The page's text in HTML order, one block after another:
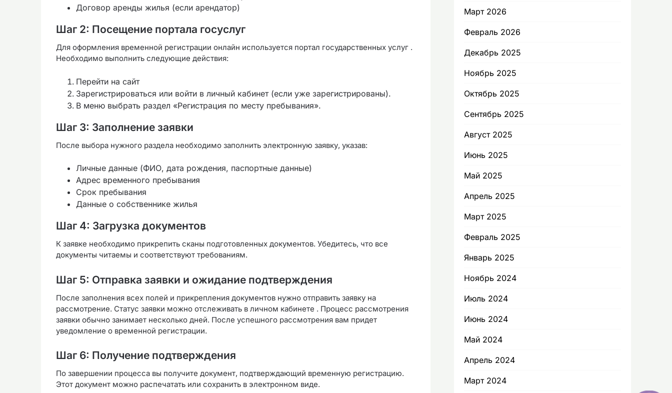
Договор аренды жилья (если арендатор)
Шаг 2: Посещение портала госуслуг
Для оформления временной регистрации онлайн используется портал государственных услуг .
Необходимо выполнить следующие действия:
Перейти на сайт
Зарегистрироваться или войти в личный кабинет (если уже зарегистрированы).
В меню выбрать раздел «Регистрация по месту пребывания».
Шаг 3: Заполнение заявки
После выбора нужного раздела необходимо заполнить электронную заявку, указав:
Личные данные (ФИО, дата рождения, паспортные данные)
Адрес временного пребывания
Срок пребывания
Данные о собственнике жилья
Шаг 4: Загрузка документов
К заявке необходимо прикрепить сканы подготовленных документов. Убедитесь, что все
документы читаемы и соответствуют требованиям.
Шаг 5: Отправка заявки и ожидание подтверждения
После заполнения всех полей и прикрепления документов нужно отправить заявку на
рассмотрение. Статус заявки можно отслеживать в личном кабинете . Процесс рассмотрения
заявки обычно занимает несколько дней. После успешного рассмотрения вам придет
уведомление о временной регистрации.
Шаг 6: Получение подтверждения
По завершении процесса вы получите документ, подтверждающий временную регистрацию.
Этот документ можно распечатать или сохранить в электронном виде.
Март 2026
Февраль 2026
Декабрь 2025
Ноябрь 2025
Октябрь 2025
Сентябрь 2025
Август 2025
Июнь 2025
Май 2025
Апрель 2025
Март 2025
Февраль 2025
Январь 2025
Ноябрь 2024
Июль 2024
Июнь 2024
Май 2024
Апрель 2024
Март 2024